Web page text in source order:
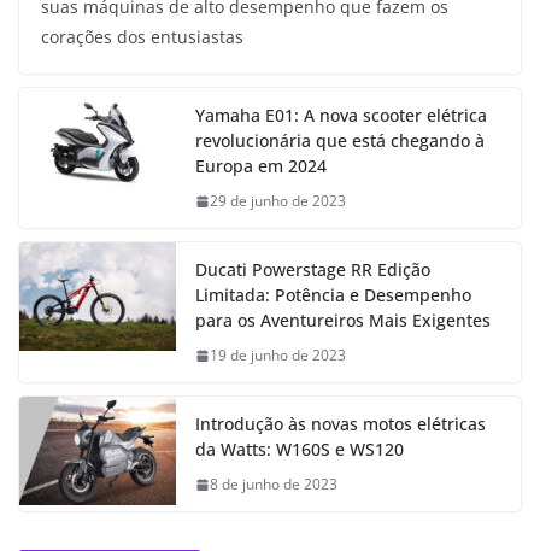
suas máquinas de alto desempenho que fazem os
corações dos entusiastas
Yamaha E01: A nova scooter elétrica
revolucionária que está chegando à
Europa em 2024
29 de junho de 2023
Ducati Powerstage RR Edição
Limitada: Potência e Desempenho
para os Aventureiros Mais Exigentes
19 de junho de 2023
Introdução às novas motos elétricas
da Watts: W160S e WS120
8 de junho de 2023